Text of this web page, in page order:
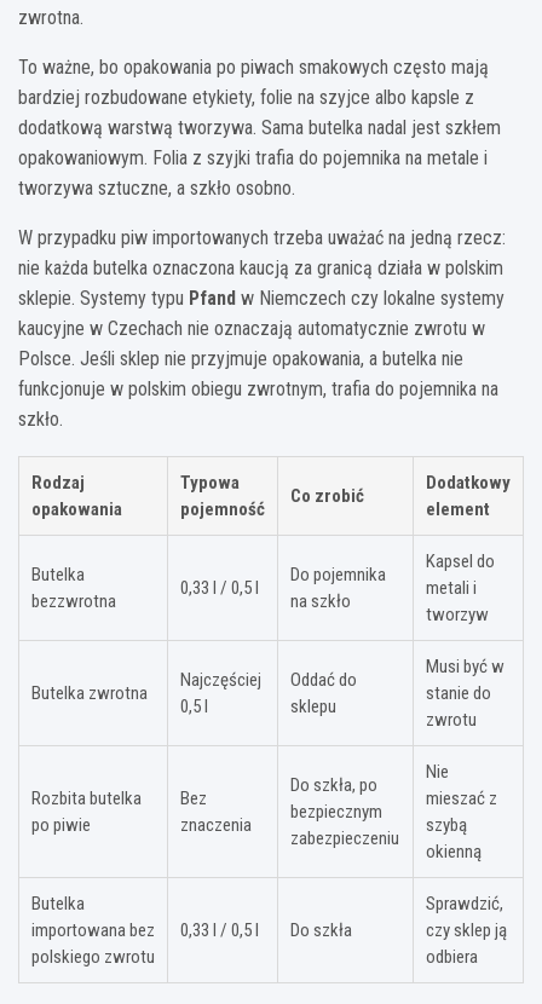
zwrotna.
To ważne, bo opakowania po piwach smakowych często mają
bardziej rozbudowane etykiety, folie na szyjce albo kapsle z
dodatkową warstwą tworzywa. Sama butelka nadal jest szkłem
opakowaniowym. Folia z szyjki trafia do pojemnika na metale i
tworzywa sztuczne, a szkło osobno.
W przypadku piw importowanych trzeba uważać na jedną rzecz:
nie każda butelka oznaczona kaucją za granicą działa w polskim
sklepie. Systemy typu Pfand w Niemczech czy lokalne systemy
kaucyjne w Czechach nie oznaczają automatycznie zwrotu w
Polsce. Jeśli sklep nie przyjmuje opakowania, a butelka nie
funkcjonuje w polskim obiegu zwrotnym, trafia do pojemnika na
szkło.
Rodzaj
opakowania
Typowa
pojemność
Co zrobić
Dodatkowy
element
Butelka
bezzwrotna
0,33 l / 0,5 l
Do pojemnika
na szkło
Kapsel do
metali i
tworzyw
Butelka zwrotna
Najczęściej
0,5 l
Oddać do
sklepu
Musi być w
stanie do
zwrotu
Rozbita butelka
po piwie
Bez
znaczenia
Do szkła, po
bezpiecznym
zabezpieczeniu
Nie
mieszać z
szybą
okienną
Butelka
importowana bez
polskiego zwrotu
0,33 l / 0,5 l Do szkła
Sprawdzić,
czy sklep ją
odbiera